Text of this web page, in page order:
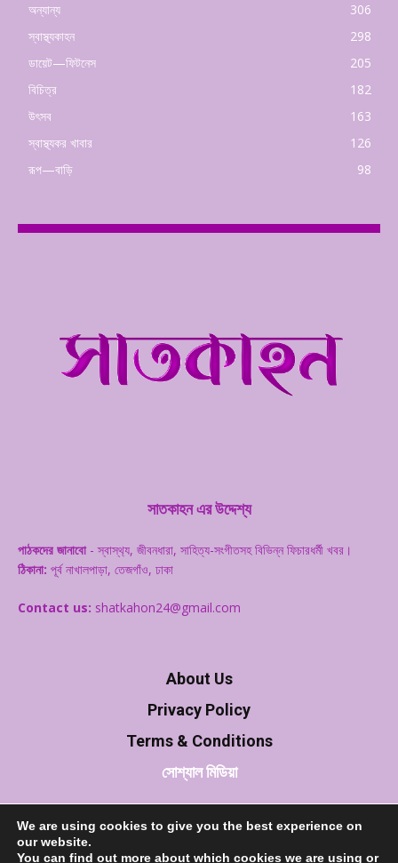
অন্যান্য
306
স্বাস্থ্যকাহন
298
ডায়েট—ফিটনেস
205
বিচিত্র
182
উৎসব
163
স্বাস্থ্যকর খাবার
126
রূপ—বাড়ি
98
সাতকাহন এর উদ্দেশ্য
পাঠকদের জানাবো - স্বাস্থ‌্য, জীবনধারা, সাহিত্য-সংগীতসহ বিভিন্ন ফিচারধর্মী খবর।
ঠিকানা: পূর্ব নাখালপাড়া, তেজগাঁও, ঢাকা
Contact us: shatkahon24@gmail.com
About Us
Privacy Policy
Terms & Conditions
সোশ্যাল মিডিয়া
We are using cookies to give you the best experience on
our website.
You can find out more about which cookies we are using or